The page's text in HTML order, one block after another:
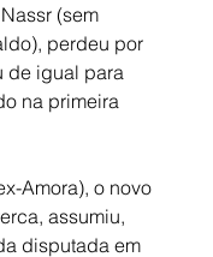
(sem
perdeu por
de igual para
na primeira
Amora), o novo
assumiu,
disputada em